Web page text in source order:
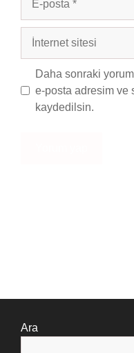
posta
İnternet
Daha sonraki
e-posta adresim ve
kaydedilsin.
Ara